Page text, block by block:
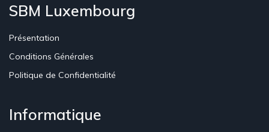
SBM Luxembourg
Présentation
Conditions Générales
Politique de Confidentialité
Informatique